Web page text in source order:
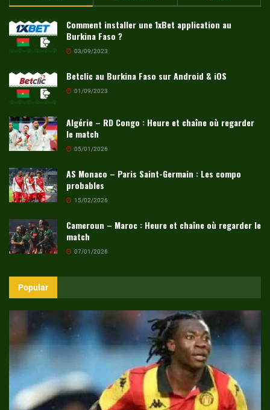
Comment installer une 1xBet application au
Burkina Faso ?
03/09/2023
Betclic au Burkina Faso sur Android & iOS
01/09/2023
Algérie – RD Congo : Heure et chaîne où regarder
le match
05/01/2026
AS Monaco – Paris Saint-Germain : Les compo
probables
15/02/2026
Cameroun – Maroc : Heure et chaîne où regarder le
match
07/01/2026
Popular